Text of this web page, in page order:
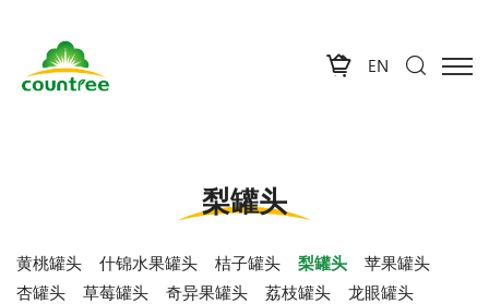
EN
梨罐头
黄桃罐头 什锦水果罐头 桔子罐头 梨罐头
苹果罐头
杏罐头
草莓罐头 奇异果罐头 荔枝罐头
龙眼罐头